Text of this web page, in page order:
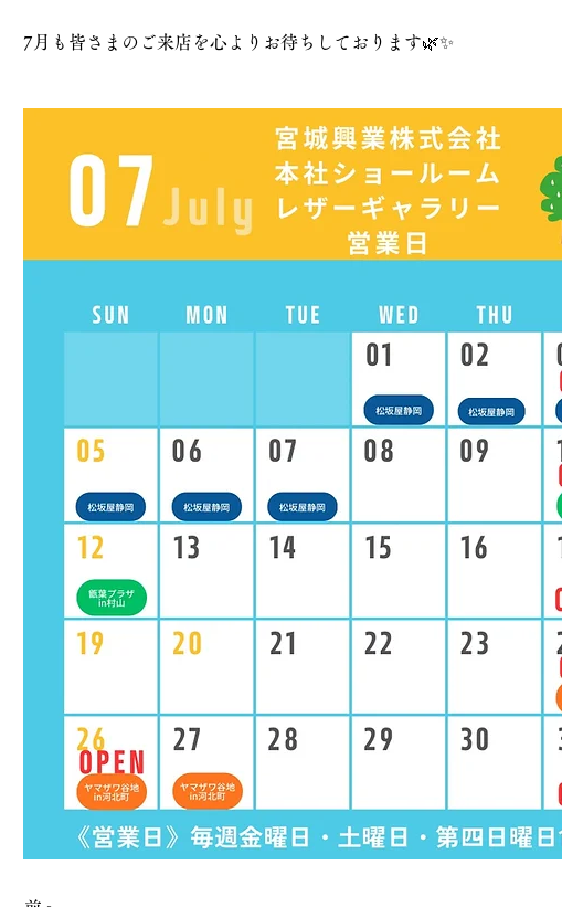
7月も皆さまのご来店を心よりお待ちしております🌿✨